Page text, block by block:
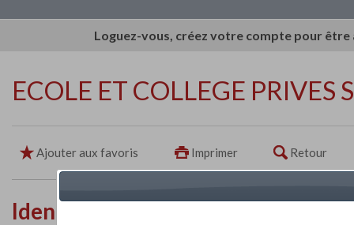
Loguez-vous, créez votre compte pour
ECOLE ET COLLEGE PRIVES
Ajouter aux favoris Imprimer Retour
Identité de l'établissement